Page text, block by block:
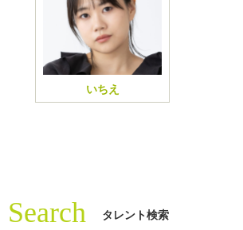
いちえ
Search タレント検索